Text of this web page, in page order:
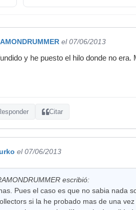
el 07/06/2013
y he puesto el hilo donde no
Citar
el 07/06/2013
escribió:
Pues el caso es que no sabia nada
si la he probado mas de una